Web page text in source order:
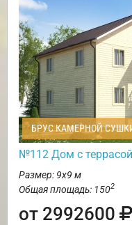
БРУС КАМЕРНОЙ
№112 Дом с
Размер: 9х9 м
Общая площадь: 1502
от 2992600